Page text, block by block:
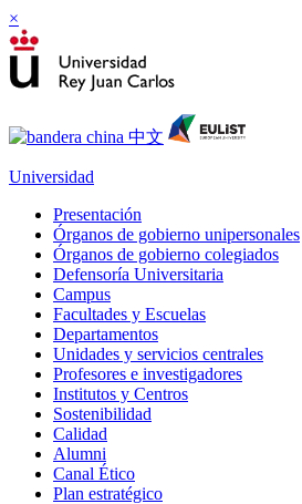
×
Universidad
Presentación
Órganos de gobierno unipersonales
Órganos de gobierno colegiados
Defensoría Universitaria
Campus
Facultades y Escuelas
Departamentos
Unidades y servicios centrales
Profesores e investigadores
Institutos y Centros
Sostenibilidad
Calidad
Alumni
Canal Ético
Plan estratégico